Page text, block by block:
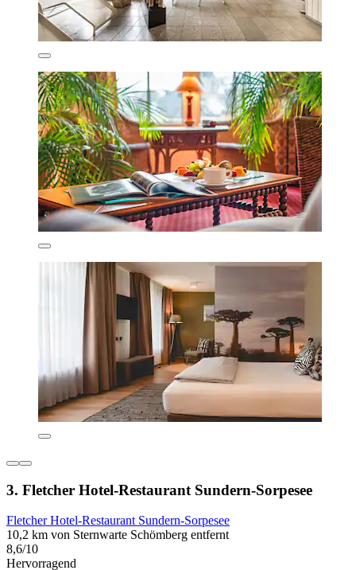
3. Fletcher Hotel-Restaurant Sundern-Sorpesee
Fletcher Hotel-Restaurant Sundern-Sorpesee
10,2 km von Sternwarte Schömberg entfernt
8,6/10
Hervorragend